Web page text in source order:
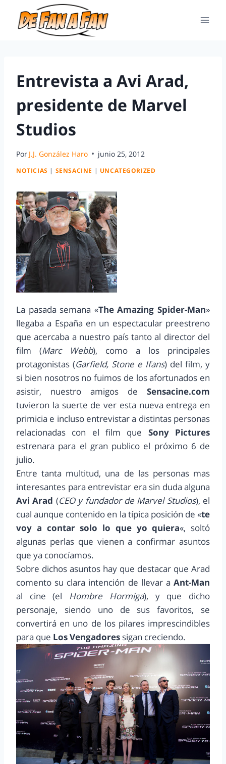
Entrevista a Avi Arad,
presidente de Marvel
Studios
Por J.J. González Haro junio 25, 2012
NOTICIAS | SENSACINE | UNCATEGORIZED
La pasada semana «The Amazing Spider-Man»
llegaba a España en un espectacular preestreno
que acercaba a nuestro país tanto al director del
film (Marc Webb), como a los principales
protagonistas (Garfield, Stone e Ifans) del film, y
si bien nosotros no fuimos de los afortunados en
asistir, nuestro amigos de Sensacine.com
tuvieron la suerte de ver esta nueva entrega en
primicia e incluso entrevistar a distintas personas
relacionadas con el film que Sony Pictures
estrenara para el gran publico el próximo 6 de
julio.
Entre tanta multitud, una de las personas mas
interesantes para entrevistar era sin duda alguna
Avi Arad (CEO y fundador de Marvel Studios), el
cual aunque contenido en la típica posición de «te
voy a contar solo lo que yo quiera«, soltó
algunas perlas que vienen a confirmar asuntos
que ya conocíamos.
Sobre dichos asuntos hay que destacar que Arad
comento su clara intención de llevar a Ant-Man
al cine (el Hombre Hormiga), y que dicho
personaje, siendo uno de sus favoritos, se
convertirá en uno de los pilares imprescindibles
para que Los Vengadores sigan creciendo.